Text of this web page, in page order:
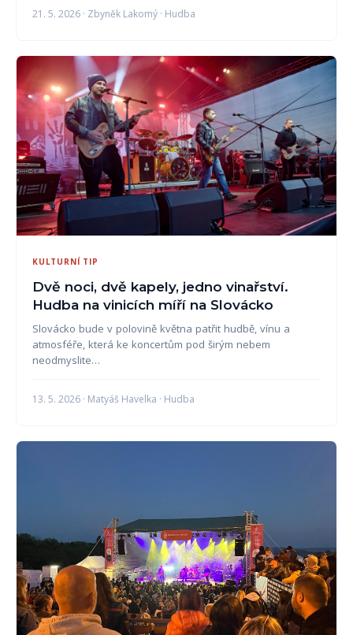
21. 5. 2026 · Zbyněk Lakomý · Hudba
KULTURNÍ TIP
Dvě noci, dvě kapely, jedno vinařství.
Hudba na vinicích míří na Slovácko
Slovácko bude v polovině května patřit hudbě, vínu a
atmosféře, která ke koncertům pod širým nebem
neodmyslite…
13. 5. 2026 · Matyáš Havelka · Hudba